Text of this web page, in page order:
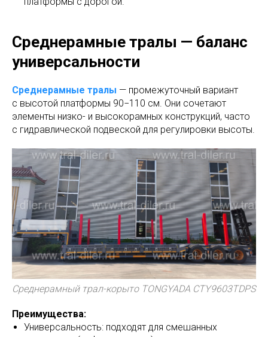
Среднерамные тралы — баланс
универсальности
Среднерамные тралы — промежуточный вариант
с высотой платформы 90−110 см. Они сочетают
элементы низко- и высокорамных конструкций, часто
с гидравлической подвеской для регулировки высоты.
Среднерамный трал-корыто TONGYADA CTY9603TDPS
Преимущества:
Универсальность: подходят для смешанных